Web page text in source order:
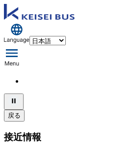
戻る
接近情報